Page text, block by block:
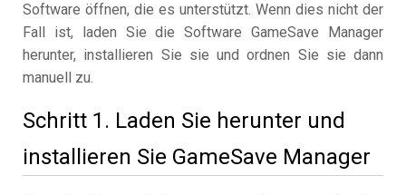
Software öffnen, die es unterstützt. Wenn dies nicht der
Fall ist, laden Sie die Software GameSave Manager
herunter, installieren Sie sie und ordnen Sie sie dann
manuell zu.
Schritt 1. Laden Sie herunter und
installieren Sie GameSave Manager